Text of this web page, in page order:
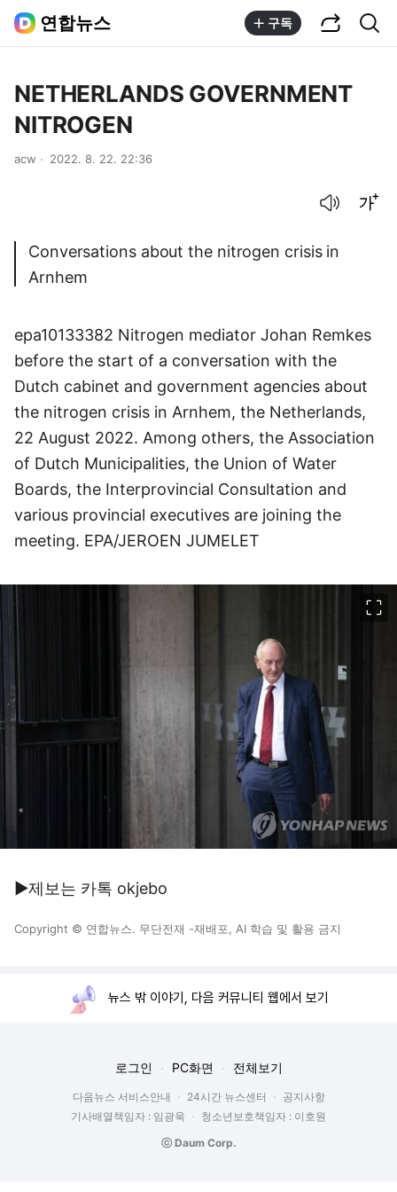
연합뉴스 구독
NETHERLANDS GOVERNMENT
NITROGEN
acw 2022. 8. 22. 22:36
Conversations about the nitrogen crisis in
Arnhem
epa10133382 Nitrogen mediator Johan Remkes
before the start of a conversation with the
Dutch cabinet and government agencies about
the nitrogen crisis in Arnhem, the Netherlands,
22 August 2022. Among others, the Association
of Dutch Municipalities, the Union of Water
Boards, the Interprovincial Consultation and
various provincial executives are joining the
meeting. EPA/JEROEN JUMELET
▶제보는 카톡 okjebo
Copyright © 연합뉴스. 무단전재 -재배포, AI 학습 및 활용 금지
뉴스 밖 이야기, 다음 커뮤니티 웹에서 보기
로그인 PC화면 전체보기
다음뉴스 서비스안내 24시간 뉴스센터
공지사항
기사배열책임자 : 임광욱
청소년보호책임자 : 이호원
ⓒ Daum Corp.